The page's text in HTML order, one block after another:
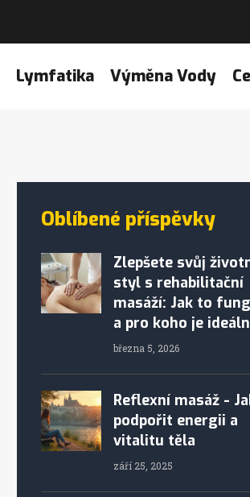
Lymfatika Výměna Vody
Oblíbené příspěvky
Zlepšete svůj
styl s rehabilitační
masáží: Jak to
a pro koho je
března 5, 2026
Reflexní masáž -
podpořit energii a
vitalitu těla
září 25, 2025